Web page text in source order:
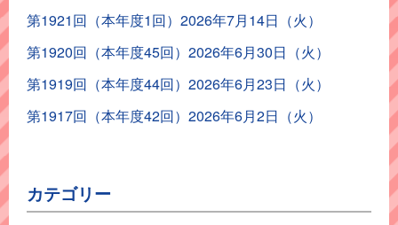
第1921回（本年度1回）2026年7月14日（火）
第1920回（本年度45回）2026年6月30日（火）
第1919回（本年度44回）2026年6月23日（火）
第1917回（本年度42回）2026年6月2日（火）
カテゴリー